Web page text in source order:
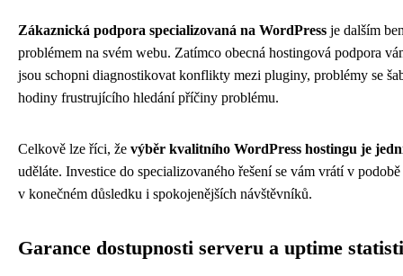
Zákaznická podpora specializovaná na WordPress je dalším
problémem na svém webu. Zatímco obecná hostingová podpora
jsou schopni diagnostikovat konflikty mezi pluginy, problémy se
hodiny frustrujícího hledání příčiny problému.
Celkově lze říci, že výběr kvalitního WordPress hostingu je
uděláte. Investice do specializovaného řešení se vám vrátí v
v konečném důsledku i spokojenějších návštěvníků.
Garance dostupnosti serveru a uptime